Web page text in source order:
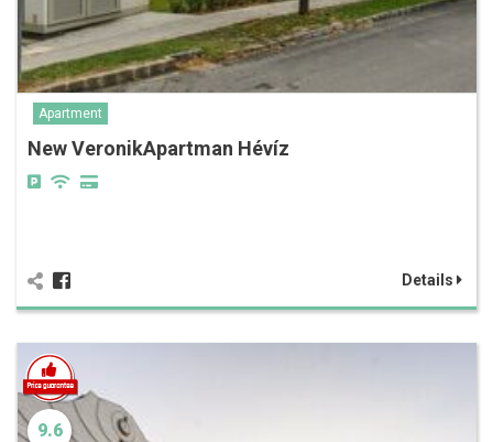
Apartment
New VeronikApartman Hévíz
Details
9.6